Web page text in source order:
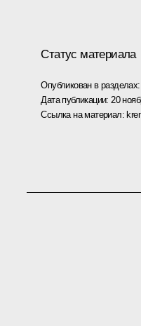
Статус материала
Опубликован в разделах:
Дата публикации: 20
Ссылка на материал: